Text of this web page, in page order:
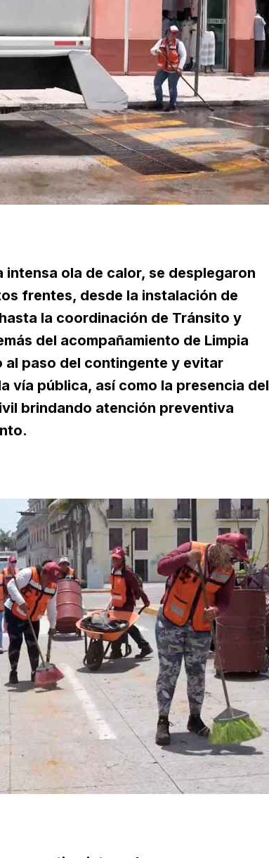
ola de calor, se desplegaron
frentes, desde la instalación de
la coordinación de Tránsito y
del acompañamiento de Limpia
al paso del contingente y evitar
vía pública, así como la presencia del
brindando atención preventiva